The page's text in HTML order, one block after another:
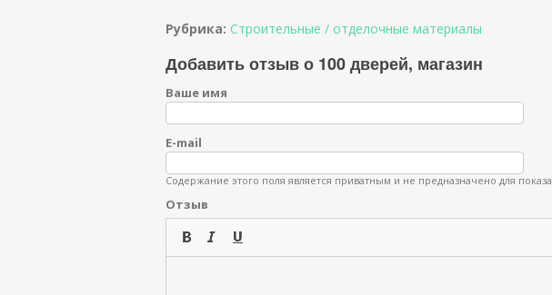
Рубрика: Строительные / отделочные материалы
Добавить отзыв о 100 дверей, магазин
Ваше имя
E-mail
Содержание этого поля является приватным и не предназначено для показа.
Отзыв